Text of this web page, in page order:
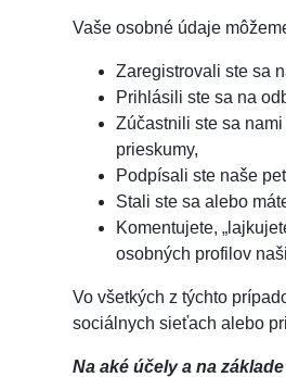
Vaše osobné údaje
Zaregistrovali ste sa
Prihlásili ste sa na
Zúčastnili ste sa
prieskumy,
Podpísali ste naše
Stali ste sa alebo
Komentujete,
osobných profilov
Vo všetkých z týchto
sociálnych sieťach alebo
Na aké účely a na